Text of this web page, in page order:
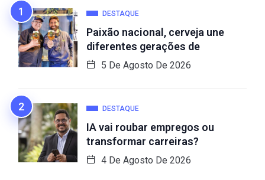
DESTAQUE
Paixão nacional, cerveja une
diferentes gerações de
5 De Agosto De 2026
DESTAQUE
IA vai roubar empregos ou
transformar carreiras?
4 De Agosto De 2026